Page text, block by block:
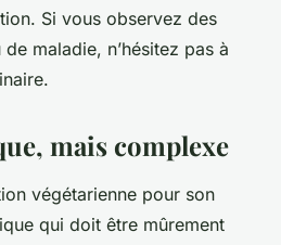
Si vous observez des
maladie, n’hésitez pas à
mais complexe
végétarienne pour son
qui doit être mûrement